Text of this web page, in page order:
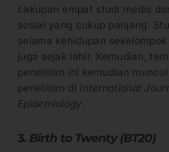
cakupan empat studi medis
sosial yang cukup panjang.
selama kehidupan
juga sejak lahir. Kemudian,
penelitian ini kemudian
penelitian di International
Epidemiology .
3. Birth to Twenty (BT20)